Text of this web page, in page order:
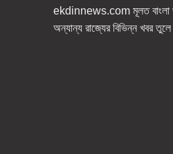
ekdinnews.com মূলত বাংলা
অন্যান্য রাজ্যের বিভিন্ন খবর